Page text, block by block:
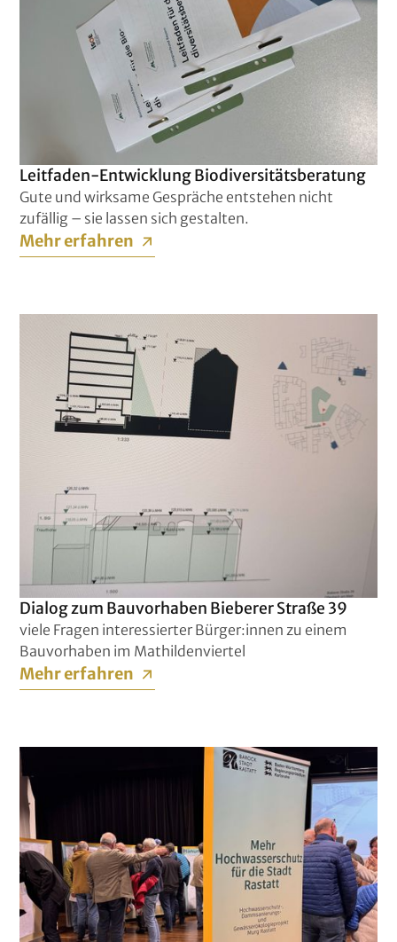
Leitfaden-Entwicklung Biodiversitätsberatung
Gute und wirksame Gespräche entstehen nicht
zufällig – sie lassen sich gestalten.
Mehr erfahren
Dialog zum Bauvorhaben Bieberer Straße 39
viele Fragen interessierter Bürger:innen zu einem
Bauvorhaben im Mathildenviertel
Mehr erfahren